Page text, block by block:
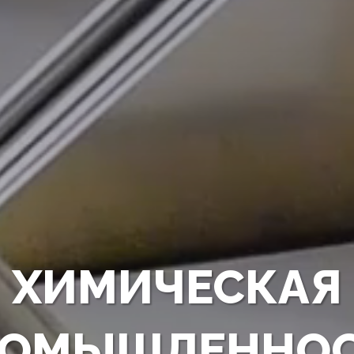
ХИМИЧЕСКАЯ